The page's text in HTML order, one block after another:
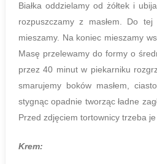
Białka oddzielamy od żółtek i
rozpuszczamy z masłem. Do
mieszamy. Na koniec mieszamy
Masę przelewamy do formy o
przez 40 minut w piekarniku
smarujemy boków masłem,
stygnąc opadnie tworząc ładne
Przed zdjęciem tortownicy trzeba
Krem: